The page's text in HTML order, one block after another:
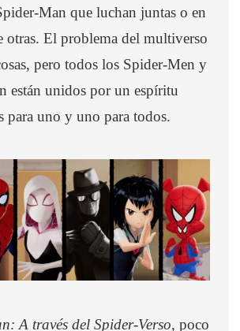
Man que luchan juntas o en
otras. El problema del multiverso
pero todos los Spider-Men y
están unidos por un espíritu
para uno y uno para todos.
A través del Spider-Verso, poco